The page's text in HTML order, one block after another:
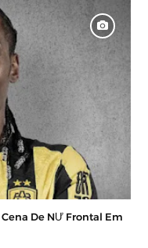
De NƯ Frontal Em